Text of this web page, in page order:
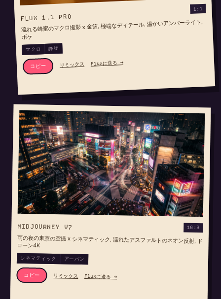
FLUX 1.1 PRO
1:1
流れる蜂蜜のマクロ撮影 x 金箔, 極端なディテール, 温かいアンバーライト,
ボケ
マクロ 静物
コピー リミックス Fluxに送る →
MIDJOURNEY V7 16:9
雨の夜の東京の空撮 x シネマティック, 濡れたアスファルトのネオン反射, ド
ローン4K
シネマティック アーバン
コピー リミックス Fluxに送る →